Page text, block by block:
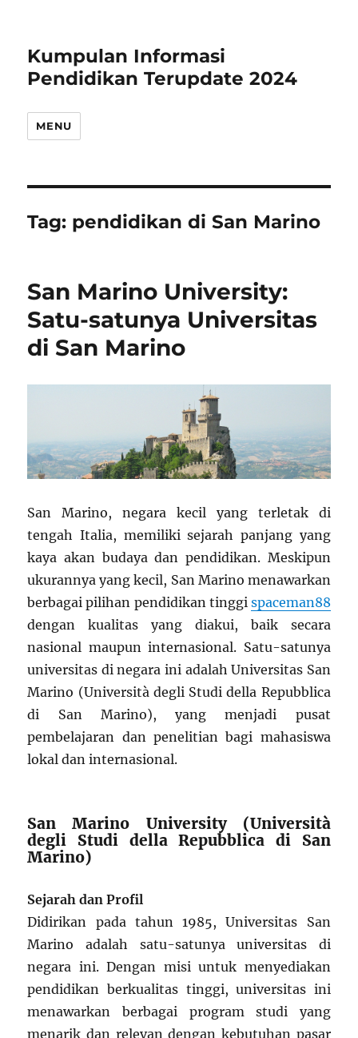
Kumpulan Informasi
Pendidikan Terupdate 2024
MENU
Tag: pendidikan di San Marino
San Marino University:
Satu-satunya Universitas
di San Marino
San Marino, negara kecil yang terletak di
tengah Italia, memiliki sejarah panjang yang
kaya akan budaya dan pendidikan. Meskipun
ukurannya yang kecil, San Marino menawarkan
berbagai pilihan pendidikan tinggi spaceman88
dengan kualitas yang diakui, baik secara
nasional maupun internasional. Satu-satunya
universitas di negara ini adalah Universitas San
Marino (Università degli Studi della Repubblica
di San Marino), yang menjadi pusat
pembelajaran dan penelitian bagi mahasiswa
lokal dan internasional.
San Marino University (Università
degli Studi della Repubblica di San
Marino)
Sejarah dan Profil
Didirikan pada tahun 1985, Universitas San
Marino adalah satu-satunya universitas di
negara ini. Dengan misi untuk menyediakan
pendidikan berkualitas tinggi, universitas ini
menawarkan berbagai program studi yang
menarik dan relevan dengan kebutuhan pasar